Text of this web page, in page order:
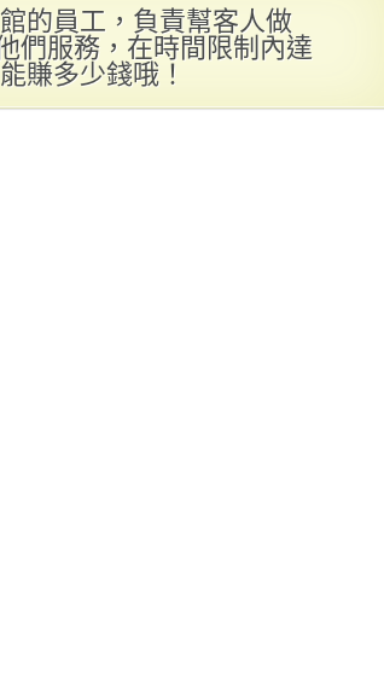
的員工，負責幫客人做
們服務，在時間限制內達
賺多少錢哦！